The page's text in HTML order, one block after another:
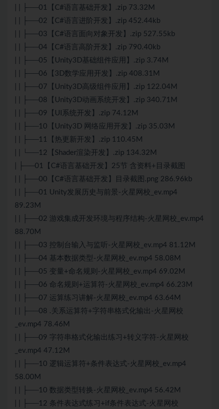
| | ├──01【C#语言基础开发】.zip 73.32M
| | ├──02【C#语言进阶开发】.zip 452.44kb
| | ├──03【C#语言面向对象开发】.zip 527.55kb
| | ├──04【C#语言高阶开发】.zip 790.40kb
| | ├──05【Unity3D基础组件应用】.zip 3.74M
| | ├──06【3D数学应用开发】.zip 408.31M
| | ├──07【Unity3D高级组件应用】.zip 122.04M
| | ├──08【Unity3D动画系统开发】.zip 340.71M
| | ├──09【UI系统开发】.zip 74.12M
| | ├──10【Unity3D 网络应用开发】.zip 35.03M
| | ├──11【热更新开发】.zip 110.45M
| | └──12【Shader渲染开发】.zip 134.32M
| ├──01【C#语言基础开发】25节 含资料+目录截图
| | ├──00【C#语言基础开发】目录截图.png 286.96kb
| | ├──01 Unity发展历史与前景-火星网校_ev.mp4
89.23M
| | ├──02 游戏集成开发环境与程序结构-火星网校_ev.mp4
88.70M
| | ├──03 控制台输入与监听-火星网校_ev.mp4 81.12M
| | ├──04 基本数据类型-火星网校_ev.mp4 58.08M
| | ├──05 变量+命名规则-火星网校_ev.mp4 69.02M
| | ├──06 命名规则+运算符-火星网校_ev.mp4 66.23M
| | ├──07 运算练习讲解-火星网校_ev.mp4 63.64M
| | ├──08 .关系运算符+字符串格式化输出-火星网校
_ev.mp4 78.46M
| | ├──09 字符串格式化输出练习+转义字符-火星网校
_ev.mp4 47.12M
| | ├──10 逻辑运算符+条件表达式-火星网校_ev.mp4
58.00M
| | ├──10 数据类型转换-火星网校_ev.mp4 56.42M
| | ├──12 条件表达式练习+if条件表达式-火星网校